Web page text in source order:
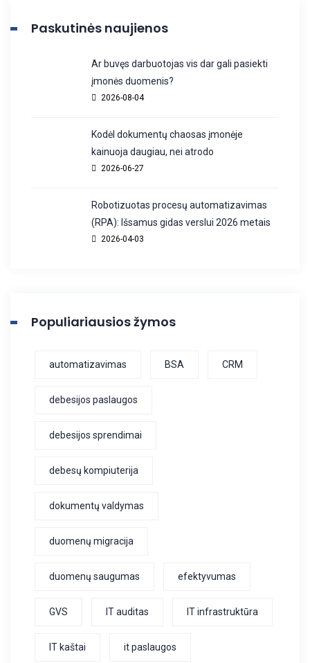
Paskutinės naujienos
Ar buvęs darbuotojas vis dar gali pasiekti
įmonės duomenis?
2026-08-04
Kodėl dokumentų chaosas įmonėje
kainuoja daugiau, nei atrodo
2026-06-27
Robotizuotas procesų automatizavimas
(RPA): Išsamus gidas verslui 2026 metais
2026-04-03
Populiariausios žymos
automatizavimas BSA CRM
debesijos paslaugos
debesijos sprendimai
debesų kompiuterija
dokumentų valdymas
duomenų migracija
duomenų saugumas efektyvumas
GVS IT auditas IT infrastruktūra
IT kaštai it paslaugos